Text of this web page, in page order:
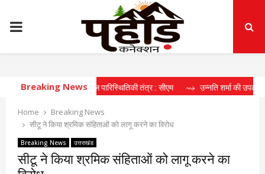
PRIMARY
MENU
Breaking News
रहा दीर्घकालिक खेल पारिस्थितिकी तंत्र : सीएम ⇝ उन्नति शर्मा की उपलब्धि
Home
Breaking News
सीटू ने किया श्रमिक संहिताओं को लागू करने का विरोध
Breaking News उत्तराखंड
सीटू ने किया श्रमिक संहिताओं को लागू करने का